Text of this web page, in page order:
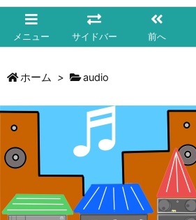
メニュー サイドバー 前へ
ホーム > audio